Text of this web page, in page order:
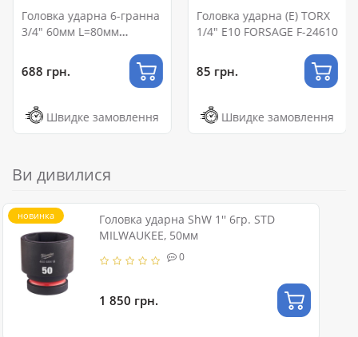
Головка ударна 6-гранна
3/4" 60мм L=80мм
688 грн.
Швидке замовлення
Головка ударна (E) TORX
1/4" E10 FORSAGE F-24610
85 грн.
Швидке замовлення
Ви дивилися
новинка
Головка ударна ShW 1'' 6гр. STD
MILWAUKEE, 50мм
0
1 850 грн.